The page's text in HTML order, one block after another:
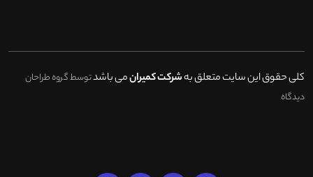
کلی حقوق این سایت متعلق بهشرکت کمیرانمی باشدتوسط گروه طراحان
دیدگاه